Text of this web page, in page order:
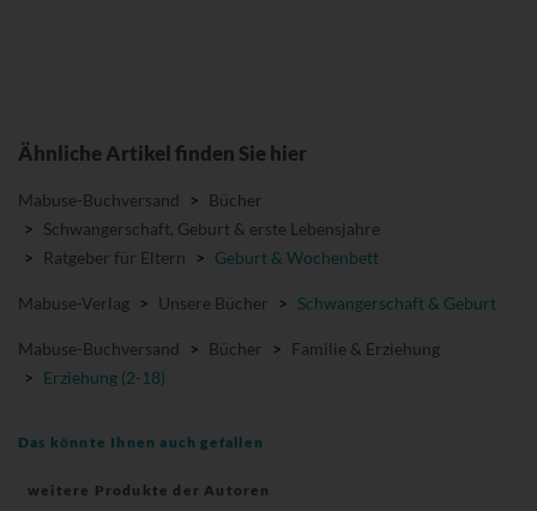
Ähnliche Artikel finden Sie hier
Mabuse-Buchversand > Bücher
> Schwangerschaft, Geburt & erste Lebensjahre
>
Ratgeber für Eltern > Geburt & Wochenbett
Mabuse-Verlag > Unsere Bücher > Schwangerschaft & Geburt
Mabuse-Buchversand > Bücher > Familie & Erziehung
> Erziehung (2-18)
Das könnte Ihnen auch gefallen
weitere Produkte der Autoren